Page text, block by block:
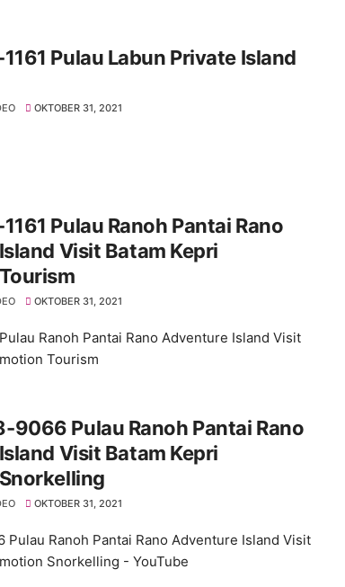
Pulau Labun Private Island
OKTOBER 31, 2021
Pulau Ranoh Pantai Rano
Visit Batam Kepri
OKTOBER 31, 2021
Ranoh Pantai Rano Adventure Island Visit
Tourism
Pulau Ranoh Pantai Rano
Visit Batam Kepri
OKTOBER 31, 2021
Pulau Ranoh Pantai Rano Adventure Island Visit
Snorkelling - YouTube